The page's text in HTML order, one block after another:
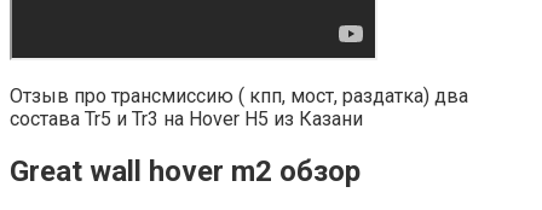
Отзыв про трансмиссию ( кпп, мост, раздатка) два
состава Tr5 и Tr3 на Hover H5 из Казани
Great wall hover m2 обзор